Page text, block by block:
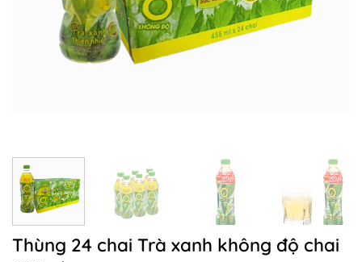
Thùng 24 chai Trà xanh không độ chai